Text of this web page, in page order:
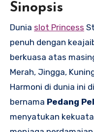
Sinopsis
Dunia slot Princess
penuh dengan
berkuasa atas
Merah, Jingga,
Harmoni di dunia ini
bernama Pedang
menyatukan